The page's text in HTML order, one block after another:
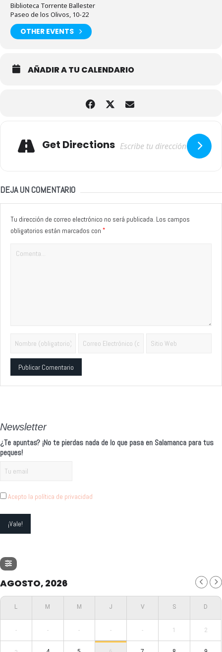
Biblioteca Torrente Ballester
Paseo de los Olivos, 10-22
OTHER EVENTS
AÑADIR A TU CALENDARIO
Get Directions
DEJA UN COMENTARIO
Tu dirección de correo electrónico no será publicada. Los campos
obligatorios están marcados con *
Newsletter
¿Te apuntas? ¡No te pierdas nada de lo que pasa en Salamanca para tus
peques!
Acepto la política de privacidad
AGOSTO, 2026
- - - - - 1 2